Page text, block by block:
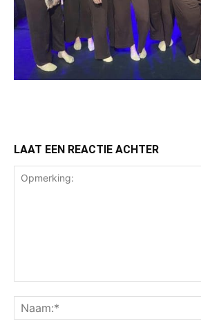
LAAT EEN REACTIE ACHTER